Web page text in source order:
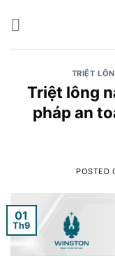
TRIỆT
Triệt lông
pháp an
POSTED
01
Th9